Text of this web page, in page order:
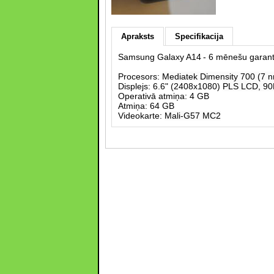
Apraksts Specifikacija
Samsung Galaxy A14- 6 mēnešu
Procesors: Mediatek Dimensity 700 (7
Displejs: 6.6" (2408x1080) PLS LCD,
Operativā atmiņa: 4 GB
Atmiņa: 64 GB
Videokarte: Mali-G57 MC2